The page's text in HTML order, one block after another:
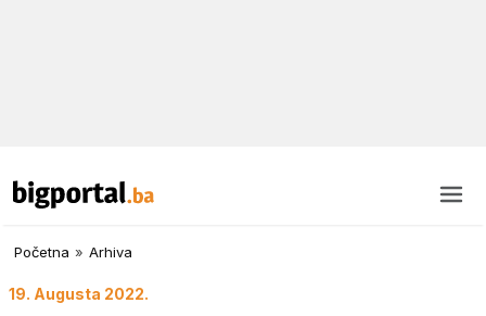
Početna » Arhiva
19. Augusta 2022.